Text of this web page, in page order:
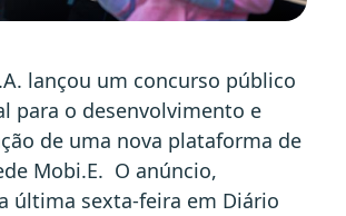
lançou um concurso público
para o desenvolvimento e
de uma nova plataforma de
Mobi.E. O anúncio,
última sexta-feira em Diário